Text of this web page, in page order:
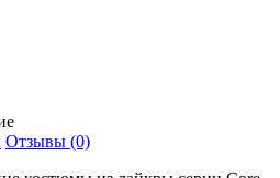
Отзывы (0)